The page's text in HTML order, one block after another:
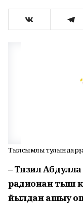
Тылсымлы
– Тәнзилә
радионан тыш
йылдан ашыу ошо